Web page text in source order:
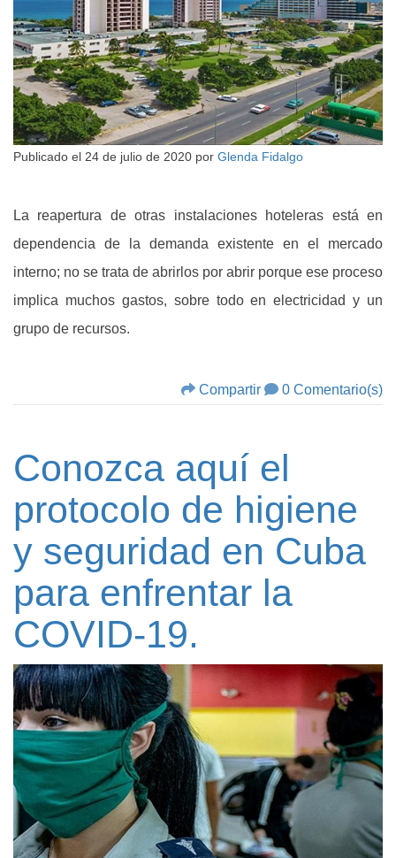
Publicado el 24 de julio de 2020 por Glenda Fidalgo
La reapertura de otras instalaciones hoteleras está en
dependencia de la demanda existente en el mercado
interno; no se trata de abrirlos por abrir porque ese proceso
implica muchos gastos, sobre todo en electricidad y un
grupo de recursos.
Compartir 0 Comentario(s)
Conozca aquí el
protocolo de higiene
y seguridad en Cuba
para enfrentar la
COVID-19.